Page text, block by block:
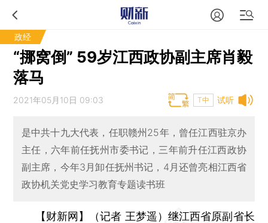
政经
“挪窝倒” 59岁江西政协副主席肖毅
落马
试听
2021年05月10日 09:03 T中
是中共十九大代表，任职赣州25年，曾任江西驻京办
主任，六年前任抚州市委书记，三年前升任江西政协
副主席，今年3月卸任抚州书记，4月还曾亮相江西省
政协机关党史学习教育专题读书班
【财新网】（记者 王梦遥） 继江西省原副省长